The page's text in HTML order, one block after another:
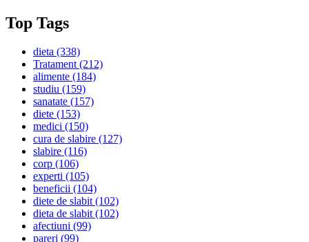
Top Tags
dieta (338)
Tratament(212)
alimente (184)
studiu (159)
sanatate (157)
diete (153)
medici (150)
cura de slabire (127)
slabire (116)
corp (106)
experti (105)
beneficii (104)
diete de slabit(102)
dieta de slabit(102)
afectiuni (99)
pareri (99)